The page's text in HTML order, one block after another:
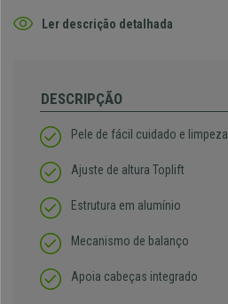
Ler descrição detalhada
DESCRIPÇÃO
Pele de fácil cuidado e limpeza
Ajuste de altura Toplift
Estrutura em alumínio
Mecanismo de balanço
Apoia cabeças integrado